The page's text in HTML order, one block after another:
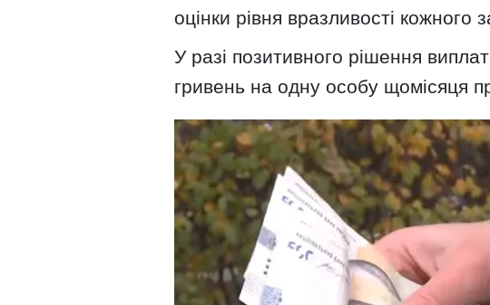
оцінки рівня вразливості кожного
У разі позитивного рішення
гривень на одну особу щомісяця